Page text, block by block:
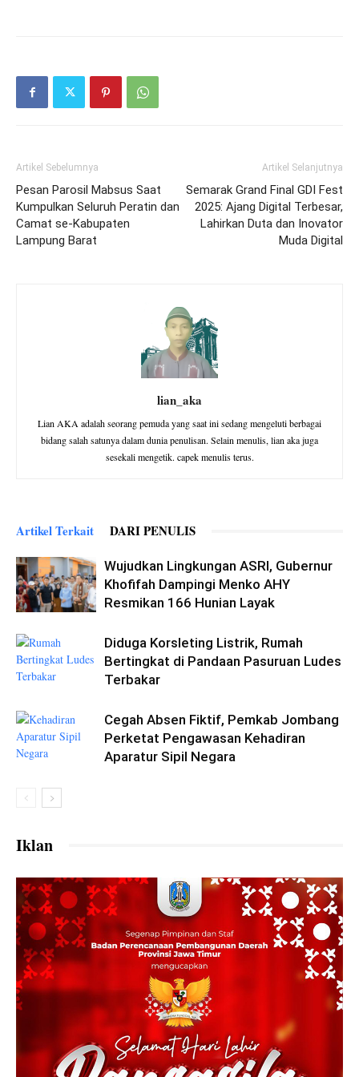
Artikel Sebelumnya
Pesan Parosil Mabsus Saat
Kumpulkan Seluruh Peratin dan
Camat se-Kabupaten
Lampung Barat
Artikel Selanjutnya
Semarak Grand Final GDI Fest
2025: Ajang Digital Terbesar,
Lahirkan Duta dan Inovator
Muda Digital
lian_aka
Lian AKA adalah seorang pemuda yang saat ini sedang mengeluti berbagai
bidang salah satunya dalam dunia penulisan. Selain menulis, lian aka juga
sesekali mengetik. capek menulis terus.
Artikel Terkait DARI PENULIS
Wujudkan Lingkungan ASRI, Gubernur
Khofifah Dampingi Menko AHY
Resmikan 166 Hunian Layak
Diduga Korsleting Listrik, Rumah
Bertingkat di Pandaan Pasuruan Ludes
Terbakar
Cegah Absen Fiktif, Pemkab Jombang
Perketat Pengawasan Kehadiran
Aparatur Sipil Negara
Iklan